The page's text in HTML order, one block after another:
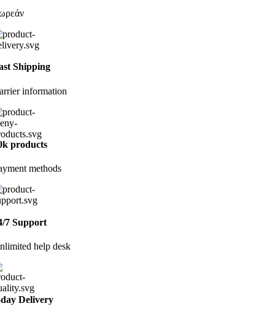
Shipping
information
products
methods
7 Support
help desk
Delivery